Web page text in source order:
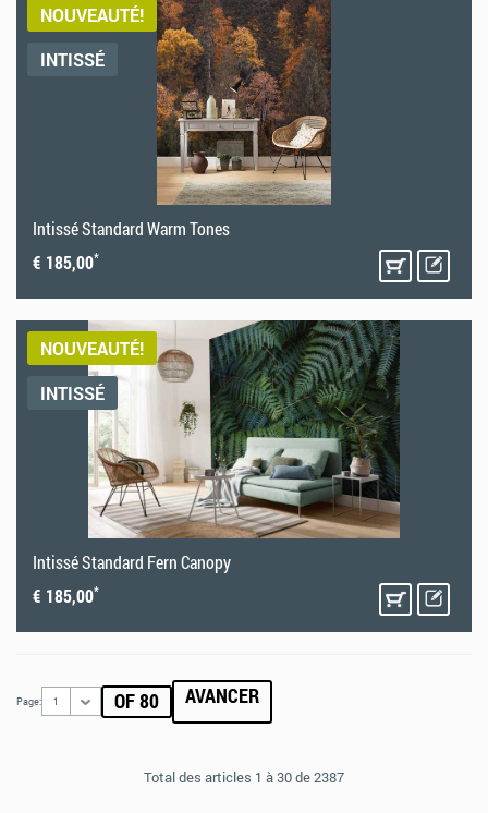
NOUVEAUTÉ!
INTISSÉ
Intissé Standard Warm Tones
€ 185,00*
NOUVEAUTÉ!
INTISSÉ
Intissé Standard Fern Canopy
€ 185,00*
Page: 1 OF 80 AVANCER
Total des articles 1 à 30 de 2387